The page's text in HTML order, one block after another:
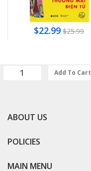
$22.99 $25.99
Add To Cart
ABOUT US
POLICIES
MAIN MENU